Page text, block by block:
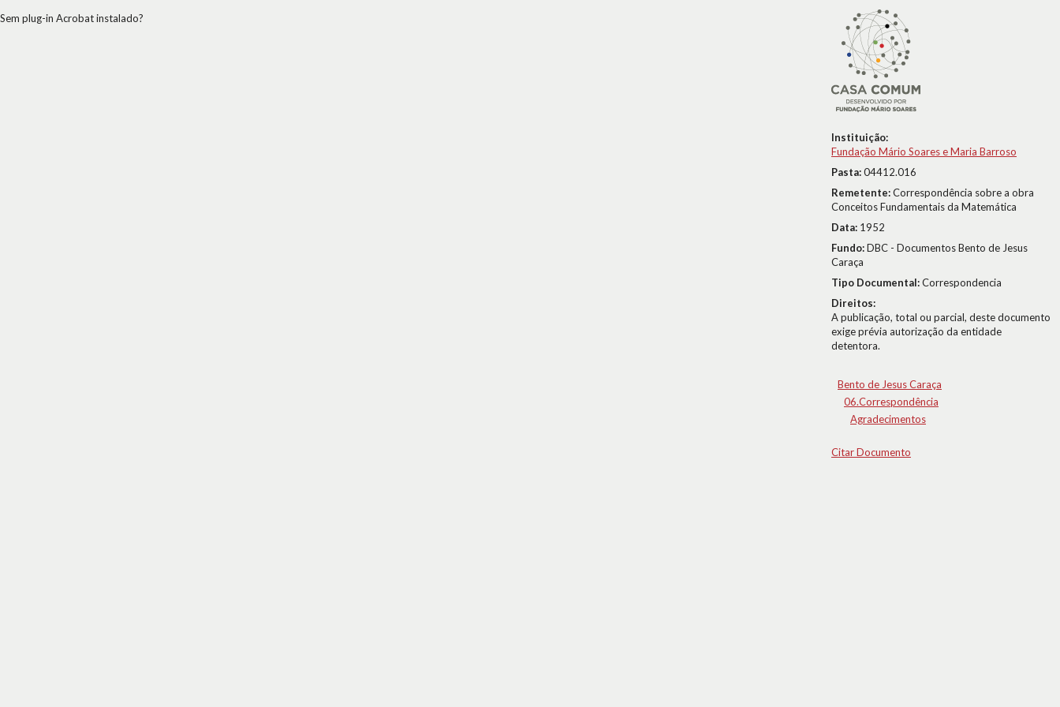
Instituição:
Fundação Mário Soares e Maria Barroso
Pasta:04412.016
Remetente:Correspondência sobre a obra
Conceitos Fundamentais da Matemática
Data: 1952
Fundo:DBC - Documentos Bento de Jesus
Caraça
Tipo Documental:Correspondencia
Direitos:
A publicação, total ou parcial, deste documento
exige prévia autorização da entidade
detentora.
Bento de Jesus Caraça
06.Correspondência
Agradecimentos
Citar Documento
Sem plug-in Acrobat instalado?